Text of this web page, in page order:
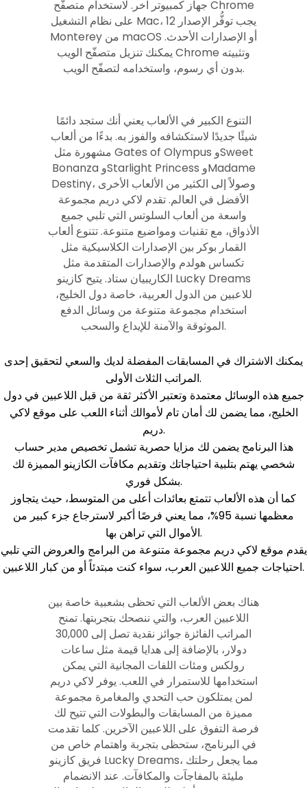
جهاز كمبيوتر آخر. لاستخدام متصفّح Chrome
على نظام التشغيل Mac، يجب توفُّر الإصدار 12
Monterey من macOS أو الإصدارات الأحدث.
يمكنك تنزيل متصفّح الويب Chrome وتثبيته
بدون أي رسوم، واستخدامه لتصفّح الويب.
التنوع الكبير في الألعاب يعني أنك ستجد دائمًا
شيئًا جديدًا لاستكشافه والفوز به. بدءًا من ألعاب
مشهورة مثل Gates of Olympus وSweet
Bonanza وStarlight Princess وMadame
Destiny، وصولاً إلى الكثير من الألعاب الأخرى
الأفضل في العالم. تقدم لاكي دريم مجموعة
واسعة من ألعاب السلوتس التي تلبي جميع
الأذواق، مع تقنيات ومواضيع متنوعة. تتنوع ألعاب
القمار بوكر بين الإصدارات الكلاسيكية مثل
تكساس هولدم والإصدارات المتقدمة مثل
الكاريبيان ستاد. يتيح كازينو Lucky Dreams
للاعبين من الدول العربية، خاصة دول الخليج،
استخدام مجموعة متنوعة من وسائل الدفع
الموثوقة والآمنة للإيداع والسحب.
يمكنك الاشتراك في المسابقات المفضلة لديك والسعي لتحقيق إحدى
المراتب الثلاث الأولى.
جميع هذه الوسائل معتمدة وتعتبر الأكثر ثقة من قبل اللاعبين في دول
الخليج، مما يضمن لك أمان تام لأموالك أثناء اللعب على موقع لاكي
دريم.
هذا البرنامج يضمن لك مزايا حصرية تشمل تخصيص مدير حساب
شخصي يهتم بتلبية احتياجاتك وتقديم مكافآت الكازينو المميزة لك
بشكل فوري.
كما أن هذه الألعاب تتمتع بعائدات أعلى من المتوسط، حيث يتجاوز
معظمها نسبة 95%، مما يعني فرصًا أكبر لاسترجاع جزء كبير من
الأموال التي تراهن بها.
يقدم موقع لاكي دريم مجموعة متنوعة من البرامج والعروض التي تلبي
احتياجات جميع اللاعبين العرب، سواء كنت مبتدئاً أو من كبار اللاعبين.
هناك بعض الألعاب التي تحظى بشعبية خاصة بين
اللاعبين العرب، والتي ننصحك بتجربتها. تمنح
المراتب الفائزة جوائز نقدية تصل إلى 30,000
دولار، بالإضافة إلى هدايا قيمة مثل ساعات
رولكس ومئات اللفات المجانية التي يمكن
استخدامها للاستمرار في اللعب. يوفر لاكي دريم
لمن يمتلكون حب التحدي والمغامرة مجموعة
مميزة من المسابقات والبطولات التي تتيح لك
فرصة التفوق على اللاعبين الآخرين. كلما تقدمت
في البرنامج، ستحظى بتجربة واهتمام خاص من
فريق كازينو Lucky Dreams، مما يجعل رحلتك
مليئة بالمفاجآت والمكافآت. عند الانضمام